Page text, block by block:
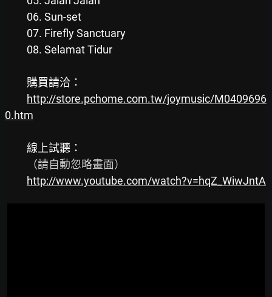
06. Sun-set
07. Firefly Sanctuary
http://store.pchome.com.tw/joymusic/M0409696
0.htm
（請自動忽略畫面）
http://www.youtube.com/watch?v=hqZ_WiwJntA